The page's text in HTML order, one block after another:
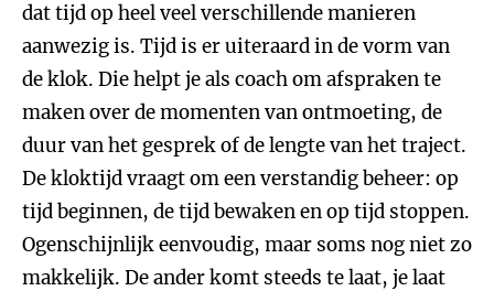
dat tijd op heel veel verschillende manieren
aanwezig is. Tijd is er uiteraard in de vorm van
de klok. Die helpt je als coach om afspraken te
maken over de momenten van ontmoeting, de
duur van het gesprek of de lengte van het traject.
De kloktijd vraagt om een verstandig beheer: op
tijd beginnen, de tijd bewaken en op tijd stoppen.
Ogenschijnlijk eenvoudig, maar soms nog niet zo
makkelijk. De ander komt steeds te laat, je laat